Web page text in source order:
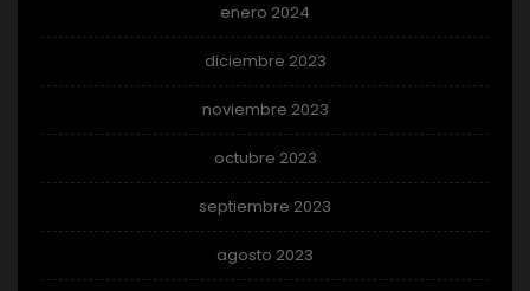
enero 2024
diciembre 2023
noviembre 2023
octubre 2023
septiembre 2023
agosto 2023